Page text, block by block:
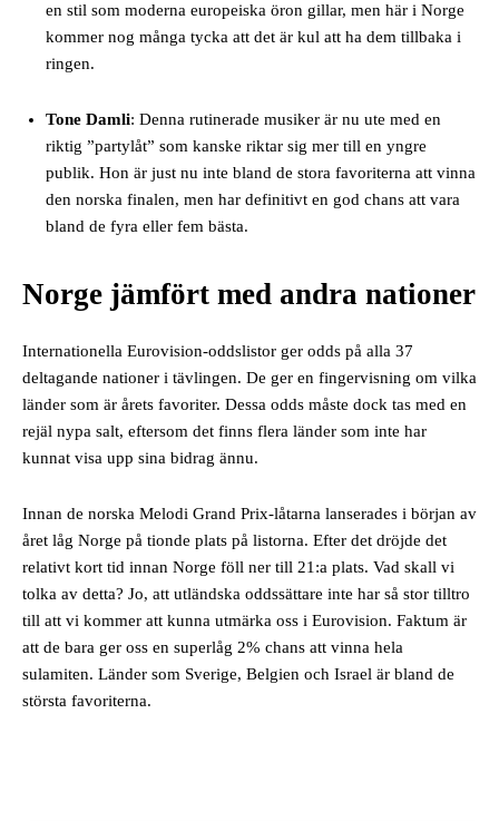
en stil som moderna europeiska öron gillar, men här i Norge
kommer nog många tycka att det är kul att ha dem tillbaka i
ringen.
Tone Damli: Denna rutinerade musiker är nu ute med en
riktig ”partylåt” som kanske riktar sig mer till en yngre
publik. Hon är just nu inte bland de stora favoriterna att vinna
den norska finalen, men har definitivt en god chans att vara
bland de fyra eller fem bästa.
Norge jämfört med andra nationer
Internationella Eurovision-oddslistor ger odds på alla 37
deltagande nationer i tävlingen. De ger en fingervisning om vilka
länder som är årets favoriter. Dessa odds måste dock tas med en
rejäl nypa salt, eftersom det finns flera länder som inte har
kunnat visa upp sina bidrag ännu.
Innan de norska Melodi Grand Prix-låtarna lanserades i början av
året låg Norge på tionde plats på listorna. Efter det dröjde det
relativt kort tid innan Norge föll ner till 21:a plats. Vad skall vi
tolka av detta? Jo, att utländska oddssättare inte har så stor tilltro
till att vi kommer att kunna utmärka oss i Eurovision. Faktum är
att de bara ger oss en superlåg 2% chans att vinna hela
sulamiten. Länder som Sverige, Belgien och Israel är bland de
största favoriterna.